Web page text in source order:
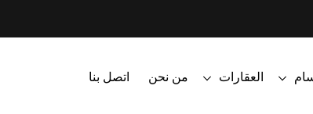
العقارات من نحن اتصل بنا